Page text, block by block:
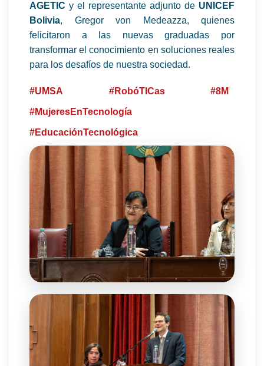
AGETIC y el representante adjunto de UNICEF
Bolivia, Gregor von Medeazza, quienes
felicitaron a las nuevas graduadas por
transformar el conocimiento en soluciones reales
para los desafíos de nuestra sociedad.
#UMSA #RobóTICas #8M
#MujeresEnTecnología
#EducaciónTecnológica